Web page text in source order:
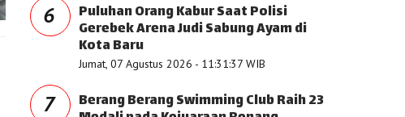
6 Puluhan Orang Kabur Saat Polisi
Gerebek Arena Judi Sabung Ayam di
Kota Baru
Jumat, 07 Agustus 2026 - 11:31:37 WIB
7 Berang Berang Swimming Club Raih 23